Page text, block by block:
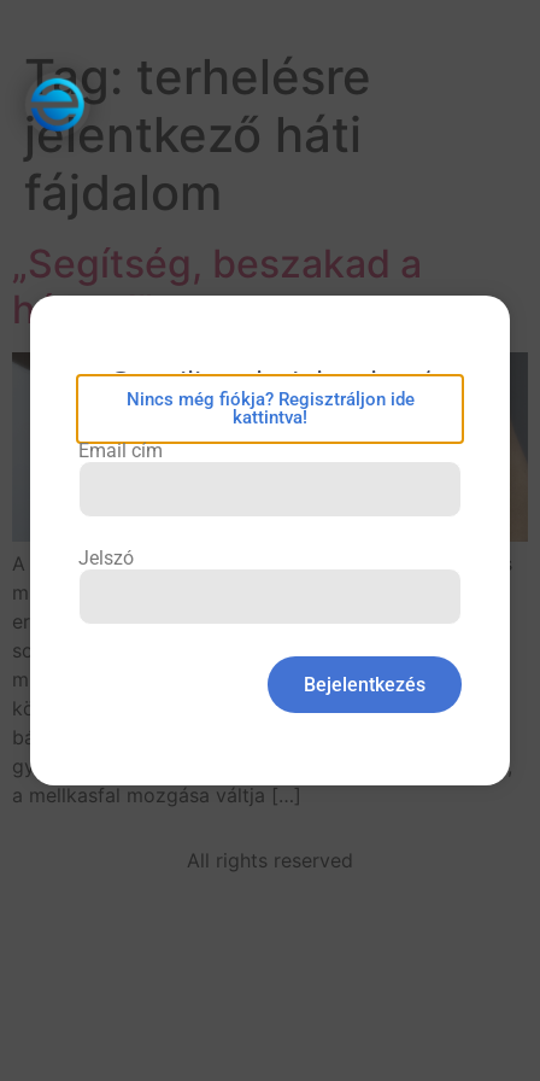
Tag: terhelésre
jelentkező háti
fájdalom
„Segítség, beszakad a
hátam!”
A nagyon erős hátfájdalom gyakori okairól A hátfájás
mindennapi panasz, ami nem csak mozgásszervi
eredetű lehet. Az alapellátásban is komoly, a beteg
sorsát döntően befolyásoló differenciáldiagnosztikai
munkára van szükség. Az ismertetésre kerülő esetek
közül a hétköznapi orvosi gyakorlatban bármelyik
bármikor előfordulhat. A hátfájás mindennapi, nagyon
gyakori panasz (1–3). Általában mozgásszervi eredetű,
a mellkasfal mozgása váltja […]
All rights reserved
eConsilium bejelentkezés
Nincs még fiókja? Regisztráljon ide
kattintva!
Email cím
Jelszó
Bejelentkezés